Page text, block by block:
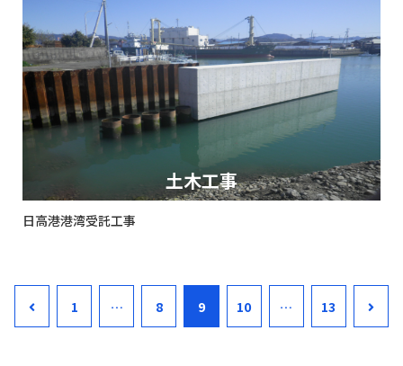
土木工事
日高港港湾受託工事
1 … 8 9 10 … 13